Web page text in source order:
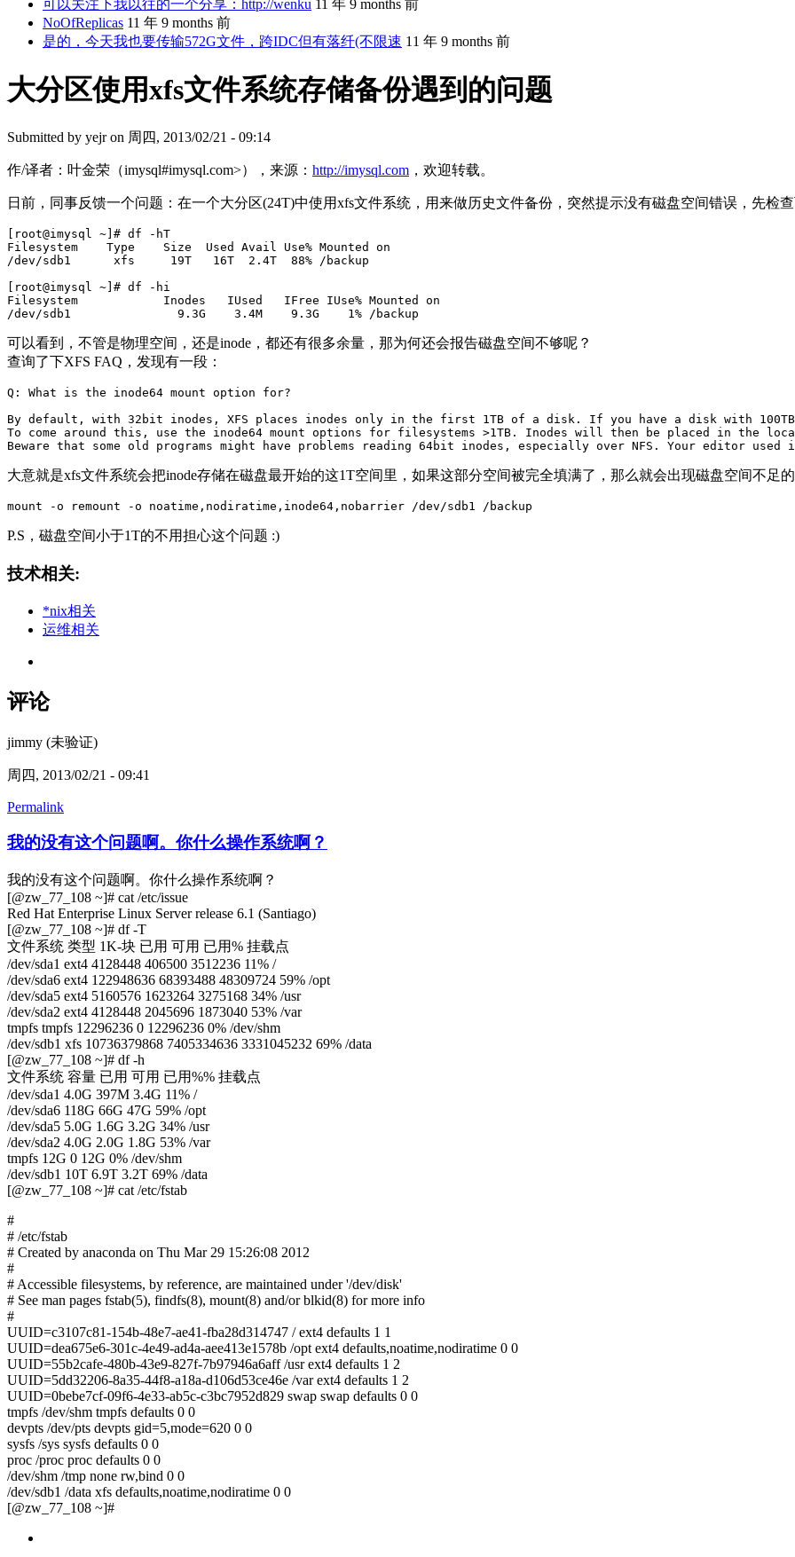
可以关注下我以往的一个分享：http://wenku 11 年 9 months 前
NoOfReplicas 11 年 9 months 前
是的，今天我也要传输572G文件，跨IDC但有落纤(不限速 11 年 9 months 前
大分区使用xfs文件系统存储备份遇到的问题
Submitted by yejron 周四, 2013/02/21 - 09:14
作/译者：叶金荣（imysql#imysql.com>），来源： http://imysql.com ，欢迎转载。
日前，同事反馈一个问题：在一个大分区(24T)中使用xfs文件系统，用来做历史文件备份，突然提示没有磁盘空间错误，先检
[root@imysql ~]# df -hT
Filesystem    Type    Size  Used Avail Use% Mounted on
/dev/sdb1      xfs     19T   16T  2.4T  88% /backup
[root@imysql ~]# df -hi
Filesystem            Inodes   IUsed   IFree IUse% Mounted on
可以看到，不管是物理空间，还是inode，都还有很多余量，那为何还会报告磁盘空间不够呢？
查询了下XFS FAQ，发现有一段：
Q: What is the inode64 mount option for?
By default, with 32bit inodes, XFS places inodes only in the first 1TB of a disk. If you have a disk with
To come around this, use the inode64 mount options for filesystems >1TB. Inodes will then be placed in the
大意就是xfs文件系统会把inode存储在磁盘最开始的这1T空间里，如果这部分空间被完全填满了，那么就会出现磁盘空间不足
P.S，磁盘空间小于1T的不用担心这个问题 :)
技术相关:
*nix相关
运维相关
评论
jimmy (未验证)
周四, 2013/02/21 - 09:41
Permalink
我的没有这个问题啊。你什么操作系统啊？
我的没有这个问题啊。你什么操作系统啊？
[@zw_77_108 ~]# cat /etc/issue
Red Hat Enterprise Linux Server release 6.1 (Santiago)
[@zw_77_108 ~]# df -T
文件系统 类型 1K-块 已用 可用 已用% 挂载点
/dev/sda1 ext4 4128448 406500 3512236 11% /
/dev/sda6 ext4 122948636 68393488 48309724 59% /opt
/dev/sda5 ext4 5160576 1623264 3275168 34% /usr
/dev/sda2 ext4 4128448 2045696 1873040 53% /var
tmpfs tmpfs 12296236 0 12296236 0% /dev/shm
/dev/sdb1 xfs 10736379868 7405334636 3331045232 69% /data
[@zw_77_108 ~]# df -h
文件系统 容量 已用 可用 已用%% 挂载点
/dev/sda1 4.0G 397M 3.4G 11% /
/dev/sda6 118G 66G 47G 59% /opt
/dev/sda5 5.0G 1.6G 3.2G 34% /usr
/dev/sda2 4.0G 2.0G 1.8G 53% /var
tmpfs 12G 0 12G 0% /dev/shm
/dev/sdb1 10T 6.9T 3.2T 69% /data
[@zw_77_108 ~]# cat /etc/fstab
#
# /etc/fstab
# Created by anaconda on Thu Mar 29 15:26:08 2012
#
# Accessible filesystems, by reference, are maintained under '/dev/disk'
# See man pages fstab(5), findfs(8), mount(8) and/or blkid(8) for more info
#
UUID=c3107c81-154b-48e7-ae41-fba28d314747 / ext4 defaults 1 1
UUID=dea675e6-301c-4e49-ad4a-aee413e1578b /opt ext4 defaults,noatime,nodiratime 0 0
UUID=55b2cafe-480b-43e9-827f-7b97946a6aff /usr ext4 defaults 1 2
UUID=5dd32206-8a35-44f8-a18a-d106d53ce46e /var ext4 defaults 1 2
UUID=0bebe7cf-09f6-4e33-ab5c-c3bc7952d829 swap swap defaults 0 0
tmpfs /dev/shm tmpfs defaults 0 0
devpts /dev/pts devpts gid=5,mode=620 0 0
sysfs /sys sysfs defaults 0 0
proc /proc proc defaults 0 0
/dev/shm /tmp none rw,bind 0 0
/dev/sdb1 /data xfs defaults,noatime,nodiratime 0 0
[@zw_77_108 ~]#